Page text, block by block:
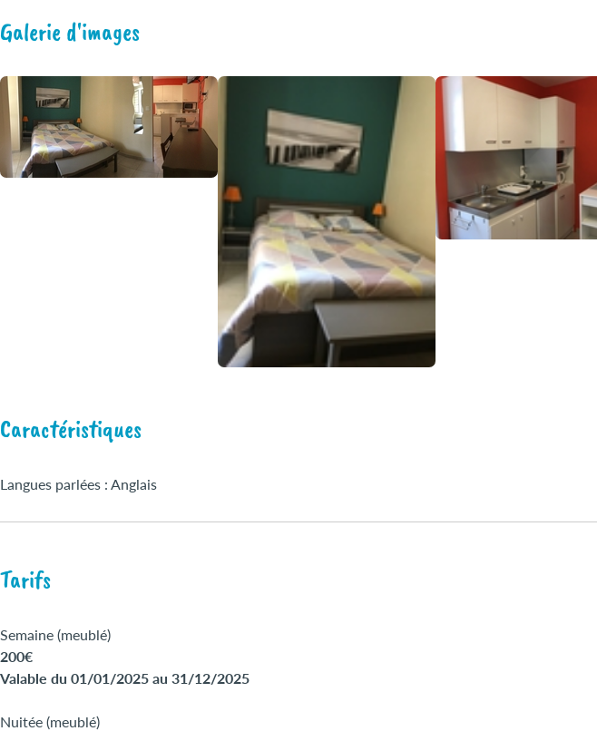
Galerie d'images
Caractéristiques
Langues parlées : Anglais
Tarifs
Semaine (meublé)
200€
Valable du 01/01/2025 au 31/12/2025
Nuitée (meublé)